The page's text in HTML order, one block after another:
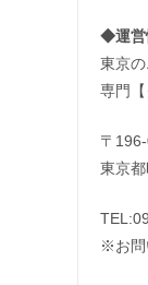
◆運
東京
専門【
〒
東京
※お問